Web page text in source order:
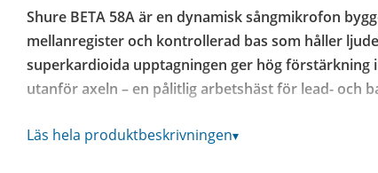
Shure BETA 58A är en dynamisk sångmikrofon
mellanregister och kontrollerad bas som håller
superkardioida upptagningen ger hög förstärkning
utanför axeln – en pålitlig arbetshäst för lead- och
Superkardioid upptagning för hög förstärkning före
Neodymmagnet ger hög signal-brusförhållande
Läs hela produktbeskrivningen▾